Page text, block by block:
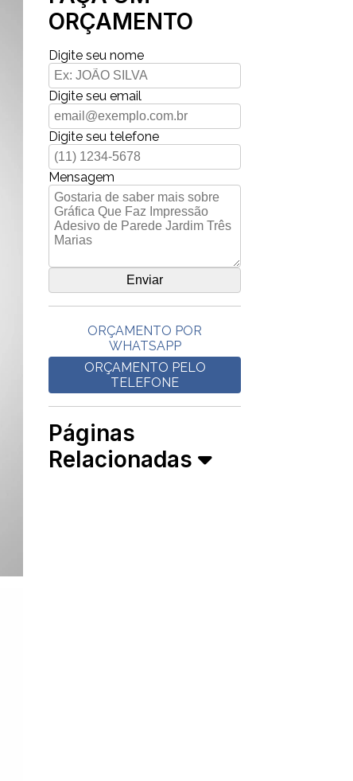
ORÇAMENTO
Digite seu nome
Digite seu email
Digite seu telefone
Mensagem
ORÇAMENTO POR
WHATSAPP
ORÇAMENTO PELO
TELEFONE
Páginas
Relacionadas